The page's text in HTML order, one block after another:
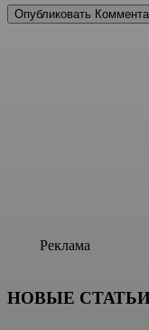
Реклама
НОВЫЕ